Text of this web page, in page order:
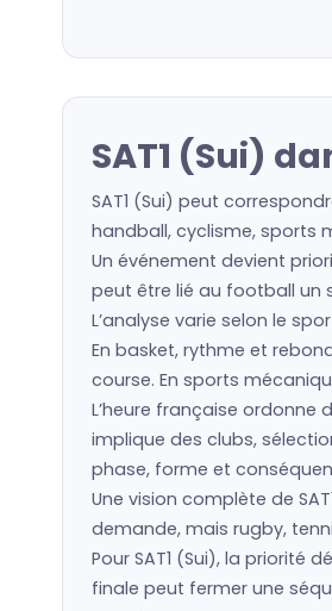
SAT1 (Sui)
SAT1 (Sui) peut
handball, cyclisme, sports
Un événement devient
peut être lié au football un
L’analyse varie selon le
En basket, rythme et
course. En sports
L’heure française ordonne
implique des clubs,
phase, forme et
Une vision complète de
demande, mais rugby,
Pour SAT1 (Sui), la priorité
finale peut fermer une